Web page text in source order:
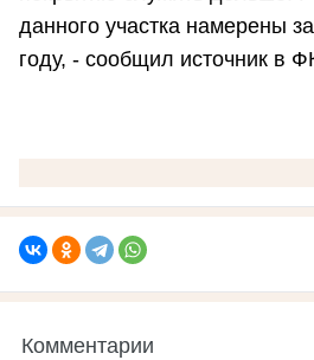
данного участка намерены
году, - сообщил источник в
Комментарии